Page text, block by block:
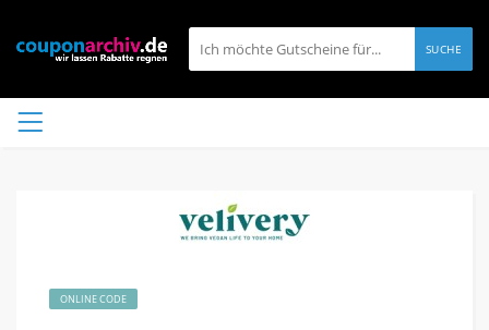
SUCHE
ONLINE CODE